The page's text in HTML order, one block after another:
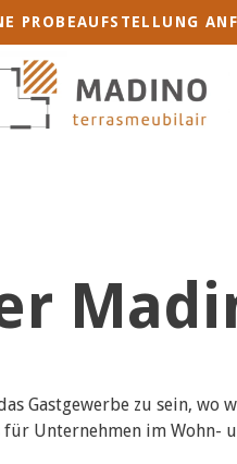
Gastgewerbe zu sein,
Unternehmen im Wohn-